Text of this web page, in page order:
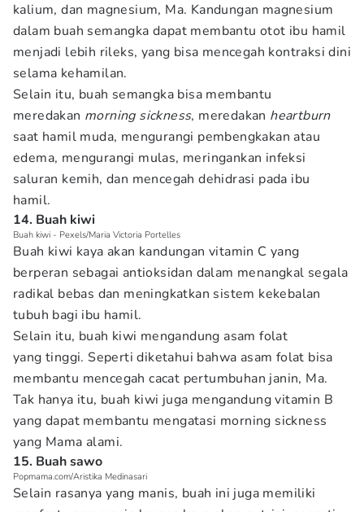
kalium, dan magnesium, Ma. Kandungan magnesium
dalam buah semangka dapat membantu otot ibu hamil
menjadi lebih rileks, yang bisa mencegah kontraksi dini
selama kehamilan.
Selain itu, buah semangka bisa membantu
meredakan morning sickness, meredakan heartburn
saat hamil muda, mengurangi pembengkakan atau
edema, mengurangi mulas, meringankan infeksi
saluran kemih, dan mencegah dehidrasi pada ibu
hamil.
14. Buah kiwi
Buah kiwi - Pexels/Maria Victoria Portelles
Buah kiwi kaya akan kandungan vitamin C yang
berperan sebagai antioksidan dalam menangkal segala
radikal bebas dan meningkatkan sistem kekebalan
tubuh bagi ibu hamil.
Selain itu, buah kiwi mengandung asam folat
yang tinggi. Seperti diketahui bahwa asam folat bisa
membantu mencegah cacat pertumbuhan janin, Ma.
Tak hanya itu, buah kiwi juga mengandung vitamin B
yang dapat membantu mengatasi morning sickness
yang Mama alami.
15. Buah sawo
Popmama.com/Aristika Medinasari
Selain rasanya yang manis, buah ini juga memiliki